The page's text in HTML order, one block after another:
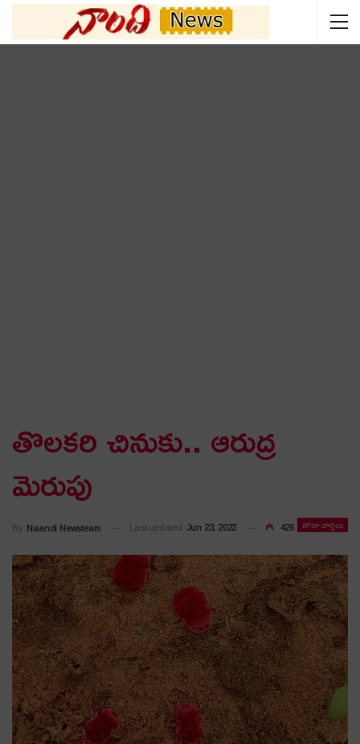
తొలకరి చినుకు.. ఆరుద్ర
మెరుపు
తాజా వార్తలు
By Naandi Newsteam Last updated Jun 23, 2022 426